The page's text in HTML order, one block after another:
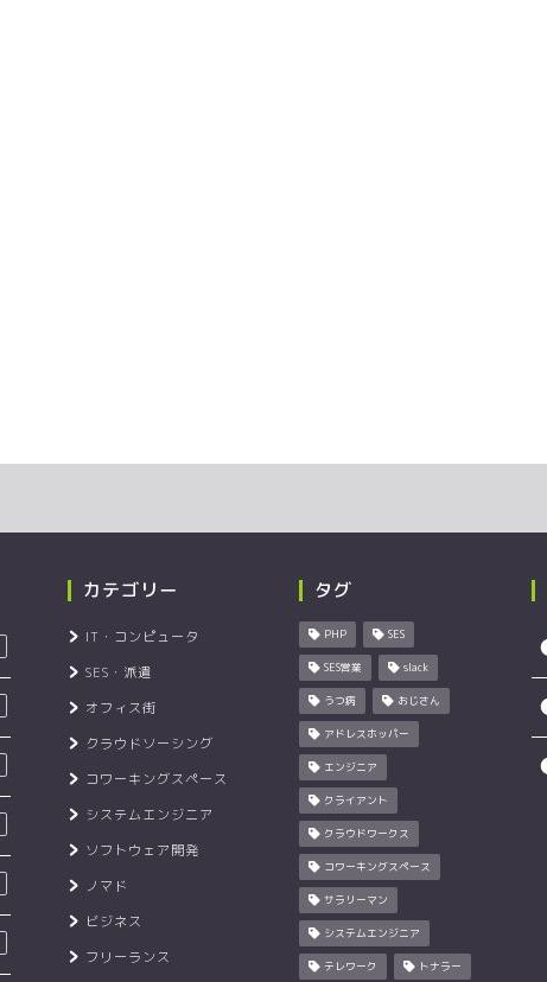
カテゴリー
IT・コンピュータ
SES・派遣
オフィス街
クラウドソーシング
コワーキングスペース
システムエンジニア
ソフトウェア開発
ノマド
ビジネス
フリーランス
タグ
PHP SES
SES営業 slack
うつ病 おじさん
アドレスホッパー
エンジニア
クライアント
クラウドワークス
コワーキングスペース
サラリーマン
システムエンジニア
テレワーク トナラー